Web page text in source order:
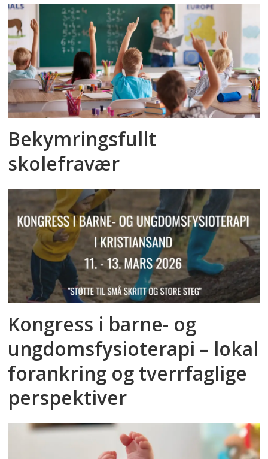
Bekymringsfullt
skolefravær
Kongress i barne- og
ungdomsfysioterapi – lokal
forankring og tverrfaglige
perspektiver